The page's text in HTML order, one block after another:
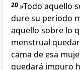
20»Todo aquello
dure su período
aquello sobre lo
menstrual
cama de esa
quedará impuro